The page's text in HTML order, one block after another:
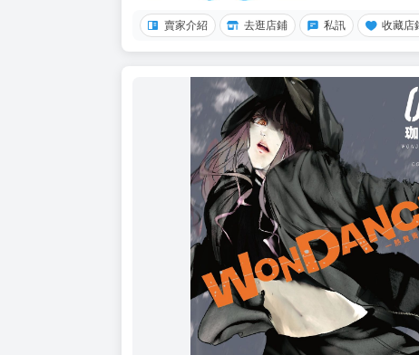
賣家介紹 去逛店鋪 私訊 收藏店